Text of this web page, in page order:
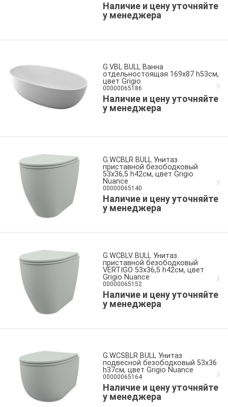
Наличие и цену уточняйте
у менеджера
G.VBL BULL Ванна
отдельностоящая 169x87 h53см,
цвет Grigio
00000065186
Наличие и цену уточняйте
у менеджера
G.WCBLR BULL Унитаз
приставной безободковый
53x36,5 h42см, цвет Grigio
Nuance
00000065140
Наличие и цену уточняйте
у менеджера
G.WCBLV BULL Унитаз
приставной безободковый
VERTIGO 53x36,5 h42см, цвет
Grigio Nuance
00000065152
Наличие и цену уточняйте
у менеджера
G.WCSBLR BULL Унитаз
подвесной безободковый 53x36
h37см, цвет Grigio Nuance
00000065164
Наличие и цену уточняйте
у менеджера